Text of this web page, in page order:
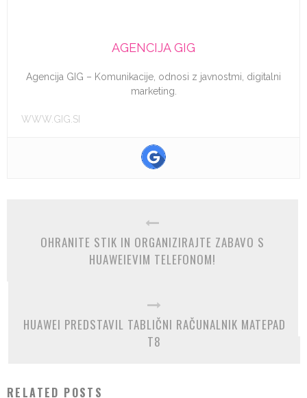
AGENCIJA GIG
Agencija GIG – Komunikacije, odnosi z javnostmi, digitalni
marketing.
WWW.GIG.SI
OHRANITE STIK IN ORGANIZIRAJTE ZABAVO S
HUAWEIEVIM TELEFONOM!
HUAWEI PREDSTAVIL TABLIČNI RAČUNALNIK MATEPAD
T8
RELATED POSTS